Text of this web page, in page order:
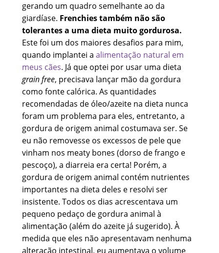
gerando um quadro semelhante ao da
giardíase. Frenchies também não são
tolerantes a uma dieta muito gordurosa.
Este foi um dos maiores desafios para mim,
quando implantei a alimentação natural em
meus cães. Já que optei por usar uma dieta
grain free, precisava lançar mão da gordura
como fonte calórica. As quantidades
recomendadas de óleo/azeite na dieta nunca
foram um problema para eles, entretanto, a
gordura de origem animal costumava ser. Se
eu não removesse os excessos de pele que
vinham nos meaty bones (dorso de frango e
pescoço), a diarreia era certa! Porém, a
gordura de origem animal contém nutrientes
importantes na dieta deles e resolvi ser
insistente. Todos os dias acrescentava um
pequeno pedaço de gordura animal à
alimentação (além do azeite já sugerido). À
medida que eles não apresentavam nenhuma
alteração intestinal, eu aumentava o volume